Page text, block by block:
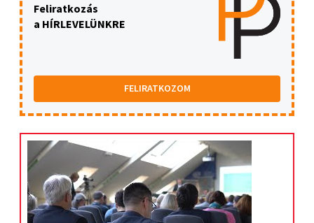
Feliratkozás
a HÍRLEVELÜNKRE
FELIRATKOZOM